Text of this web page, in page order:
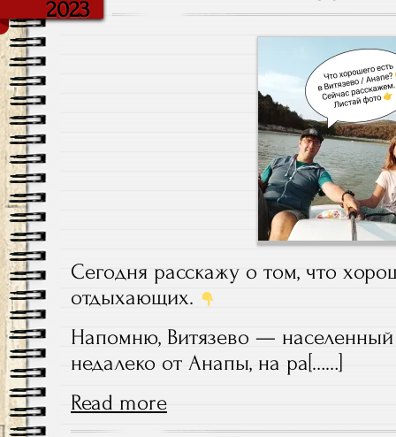
2023
Сегодня расскажу о том, что
отдыхающих.
Напомню, Витязево —
недалеко от Анапы, на ра[……]
Read more